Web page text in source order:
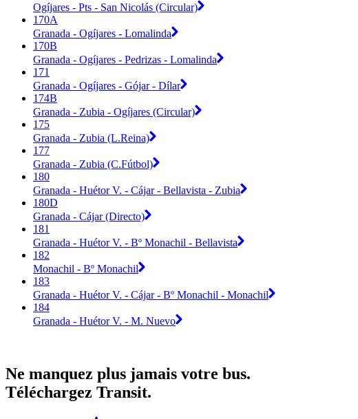
Ogíjares - Pts - San Nicolás (Circular)
170A
Granada - Ogíjares - Lomalinda
170B
Granada - Ogíjares - Pedrizas - Lomalinda
171
Granada - Ogíjares - Gójar - Dílar
174B
Granada - Zubia - Ogíjares (Circular)
175
Granada - Zubia (L.Reina)
177
Granada - Zubia (C.Fútbol)
180
Granada - Huétor V. - Cájar - Bellavista - Zubia
180D
Granada - Cájar (Directo)
181
Granada - Huétor V. - Bº Monachil - Bellavista
182
Monachil - Bº Monachil
183
Granada - Huétor V. - Cájar - Bº Monachil - Monachil
184
Granada - Huétor V. - M. Nuevo
Ne manquez plus jamais votre bus.
Téléchargez Transit.